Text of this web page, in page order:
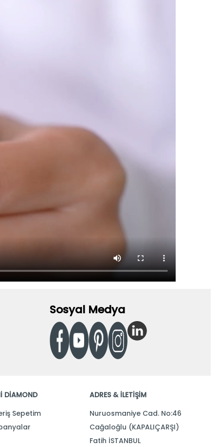
Sosyal Medya
DİAMOND
Sepetim
ADRES & İLETİŞİM
Nuruosmaniye Cad. No:46
Cağaloğlu (KAPALIÇARŞI)
Fatih İSTANBUL